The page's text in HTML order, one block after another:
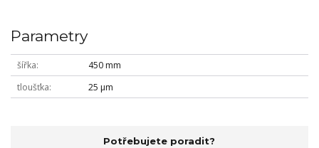
Parametry
šířka
450 mm
tloušťka
25 µm
Potřebujete poradit?